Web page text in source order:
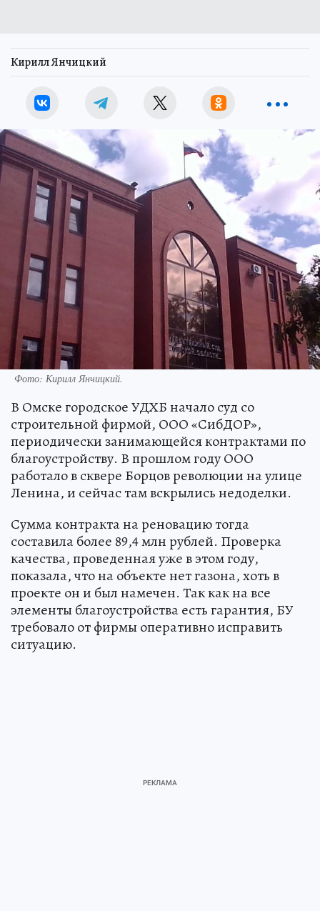
Кирилл Янчицкий
Фото: Кирилл Янчицкий.
В Омске городское УДХБ начало суд со
строительной фирмой, ООО «СибДОР»,
периодически занимающейся контрактами по
благоустройству. В прошлом году ООО
работало в сквере Борцов революции на улице
Ленина, и сейчас там вскрылись недоделки.
Сумма контракта на реновацию тогда
составила более 89,4 млн рублей. Проверка
качества, проведенная уже в этом году,
показала, что на объекте нет газона, хоть в
проекте он и был намечен. Так как на все
элементы благоустройства есть гарантия, БУ
требовало от фирмы оперативно исправить
ситуацию.